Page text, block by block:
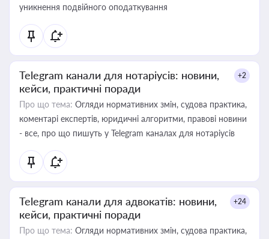
уникнення подвійного оподаткування
Telegram канали для нотаріусів: новини,
кейси, практичні поради
+2
Про що тема: Огляди нормативних змін, судова практика,
коментарі експертів, юридичні алгоритми, правові новини
- все, про що пишуть у Telegram каналах для нотаріусів
Telegram канали для адвокатів: новини,
кейси, практичні поради
+24
Про що тема: Огляди нормативних змін, судова практика,